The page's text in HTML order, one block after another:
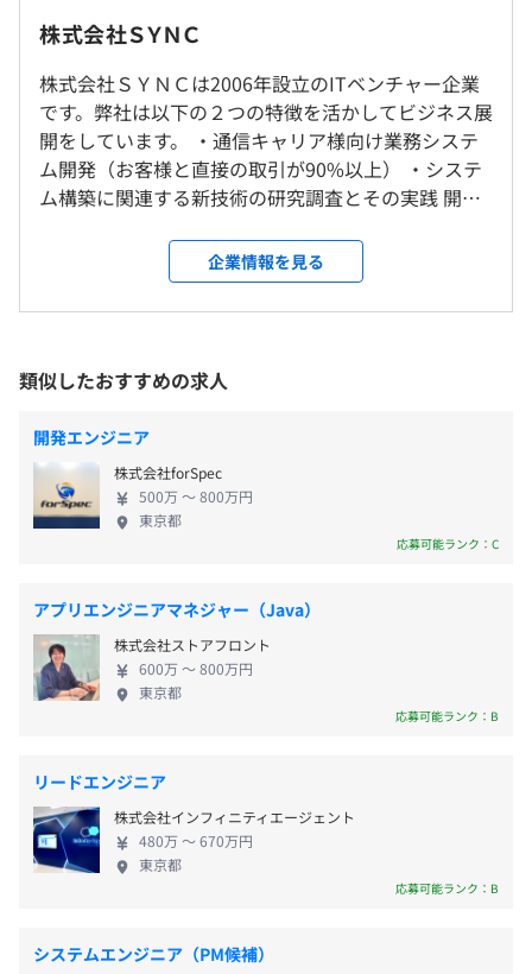
・資格手当、資格受験料負担（合格時）
・書籍購入費負担
・キャリアアップのための研修・講座への参加支援
●メモリ
プロジェクトごとに選択
就業場所の変更範囲
本社：浜松町 / 客先：東京23区内（浜松町、天王洲）
＜変更範囲＞
会社の定める場所（テレワークを行う場所を含む）
受動喫煙防止措置に関する事項
都営浅草線・大江戸線大門駅B1出口から徒歩2分
9:30〜18:30 ※プロジェクトによって異なります。
休憩時間：休憩60分 ※昼食時間は業務の都合により各々
の自主性に任せています
平均残業時間：14時間/月平均（2024年度実績）
年間休日：128日（2024年実績） 年間有給休暇：10日
休日休暇形態：完全週休2日制（土日祝日）
夏季休暇、特別休暇 等
※GWやお盆期間、年末年始の長期休暇前後での有給休暇
は取得しやすい環境です。
通勤手当（上限50,000円）、在宅勤務手当、資格手当、
資格受験料負担（合格時）、定期健康診断（年1回）、イ
ンフルエンザ予防接種費用負担、書籍購入費負担、社会保
決算賞与あり（業績による）
※3月支給（2021年～決算賞与支給を開始し、2026年3月
株式会社ＳＹＮＣ
株式会社ＳＹＮＣは2006年設立のITベンチャー企業
です。弊社は以下の２つの特徴を活かしてビジネス展
開をしています。 ・通信キャリア様向け業務システ
ム開発（お客様と直接の取引が90%以上） ・システ
ム構築に関連する新技術の研究調査とその実践 開発
信キャリア様向け PRAポータルサイト ・通信キャリ
ア様向け ナレッジ検索システム ・通信キャリア様向
け モバイル契約サイト ・カーシェア事業者向け カー
ジェクトは最新技術に積極的な開発現場のため、向
上心や学習意欲の高いメンバーに囲まれ、日々スキ
ルアップを感じながら仕事と向き合えます。入社後は
顧客プロパー・他社エンジニアとの混合チームに参
画いただきますが、先輩社員も所属しており安心し
てジョインできる環境です。年齢も関係なく、お互い
をいちエンジニアとして尊重しており、社員仲は良
できます。
企業情報を見る
類似したおすすめの求人
開発エンジニア
株式会社forSpec
500万 〜 800万円
東京都
応募可能ランク：C
アプリエンジニアマネジャー（Java）
株式会社ストアフロント
600万 〜 800万円
東京都
応募可能ランク：B
リードエンジニア
株式会社インフィニティエージェント
480万 〜 670万円
東京都
応募可能ランク：B
システムエンジニア（PM候補）